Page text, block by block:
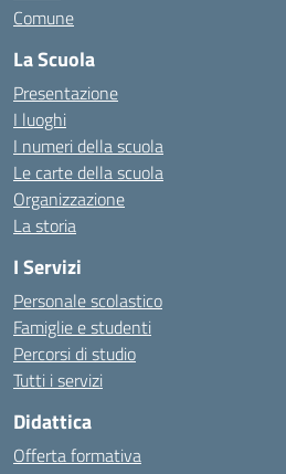
Comune
La Scuola
Presentazione
I luoghi
I numeri della scuola
Le carte della scuola
Organizzazione
La storia
I Servizi
Personale scolastico
Famiglie e studenti
Percorsi di studio
Tutti i servizi
Didattica
Offerta formativa